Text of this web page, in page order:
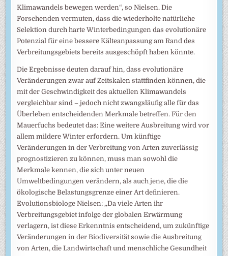
Klimawandels bewegen werden“, so Nielsen. Die
Forschenden vermuten, dass die wiederholte natürliche
Selektion durch harte Winterbedingungen das evolutionäre
Potenzial für eine bessere Kälteanpassung am Rand des
Verbreitungsgebiets bereits ausgeschöpft haben könnte.
Die Ergebnisse deuten darauf hin, dass evolutionäre
Veränderungen zwar auf Zeitskalen stattfinden können, die
mit der Geschwindigkeit des aktuellen Klimawandels
vergleichbar sind – jedoch nicht zwangsläufig alle für das
Überleben entscheidenden Merkmale betreffen. Für den
Mauerfuchs bedeutet das: Eine weitere Ausbreitung wird vor
allem mildere Winter erfordern. Um künftige
Veränderungen in der Verbreitung von Arten zuverlässig
prognostizieren zu können, muss man sowohl die
Merkmale kennen, die sich unter neuen
Umweltbedingungen verändern, als auch jene, die die
ökologische Belastungsgrenze einer Art definieren.
Evolutionsbiologe Nielsen: „Da viele Arten ihr
Verbreitungsgebiet infolge der globalen Erwärmung
verlagern, ist diese Erkenntnis entscheidend, um zukünftige
Veränderungen in der Biodiversität sowie die Ausbreitung
von Arten, die Landwirtschaft und menschliche Gesundheit